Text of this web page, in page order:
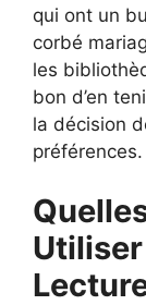
qui ont un
corbé
les
bon d’en
la décision
préférences.
Utiliser